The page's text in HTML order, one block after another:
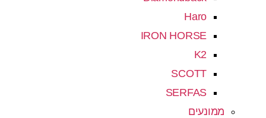
Haro
IRON HORSE
K2
SCOTT
SERFAS
ממונעים